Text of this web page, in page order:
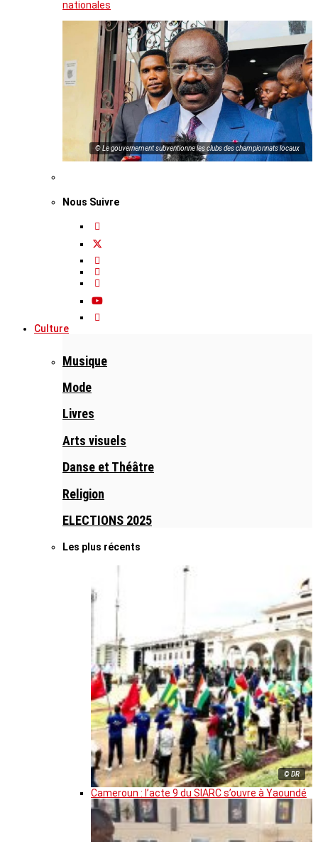
nationales
© Le gouvernement subventionne les clubs des championnats locaux
Nous Suivre
Culture
Musique
Mode
Livres
Arts visuels
Danse et Théâtre
Religion
ELECTIONS 2025
Les plus récents
© DR
Cameroun : l’acte 9 du SIARC s’ouvre à Yaoundé